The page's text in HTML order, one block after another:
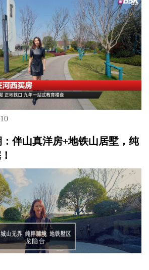
伴山真洋房+地铁山居墅，纯